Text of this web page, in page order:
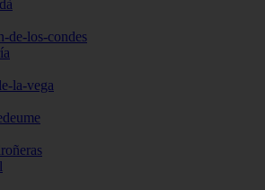
de-los-condes
la-vega